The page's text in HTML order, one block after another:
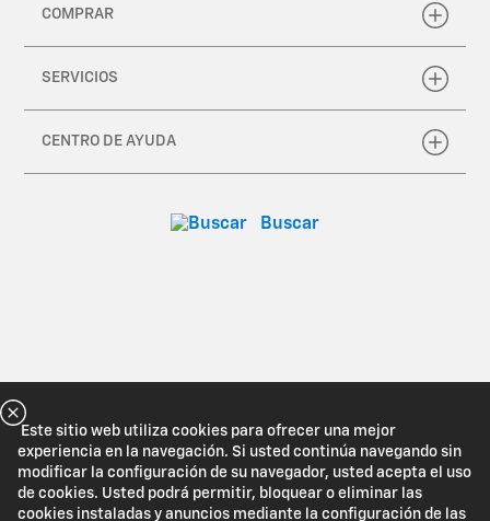
Este sitio web utiliza cookies para ofrecer una mejor
experiencia en la navegación. Si usted continúa navegando sin
modificar la configuración de su navegador, usted acepta el uso
de cookies. Usted podrá permitir, bloquear o eliminar las
cookies instaladas y anuncios mediante la configuración de las